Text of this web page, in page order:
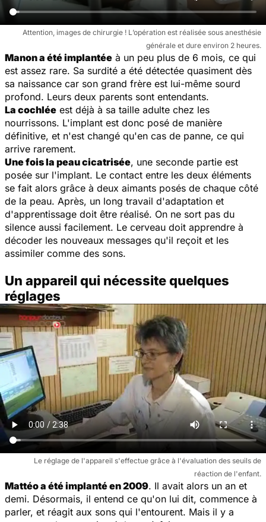
Attention, images de chirurgie ! L’opération est réalisée sous anesthésie
générale et dure environ 2 heures.
Manon a été implantée à un peu plus de 6 mois, ce qui
est assez rare. Sa surdité a été détectée quasiment dès
sa naissance car son grand frère est lui-même sourd
profond. Leurs deux parents sont entendants.
La cochlée est déjà à sa taille adulte chez les
nourrissons. L'implant est donc posé de manière
définitive, et n'est changé qu'en cas de panne, ce qui
arrive rarement.
Une fois la peau cicatrisée, une seconde partie est
posée sur l'implant. Le contact entre les deux éléments
se fait alors grâce à deux aimants posés de chaque côté
de la peau. Après, un long travail d'adaptation et
d'apprentissage doit être réalisé. On ne sort pas du
silence aussi facilement. Le cerveau doit apprendre à
décoder les nouveaux messages qu'il reçoit et les
assimiler comme des sons.
Un appareil qui nécessite quelques
réglages
Le réglage de l'appareil s'effectue grâce à l'évaluation des seuils de
réaction de l'enfant.
Mattéo a été implanté en 2009. Il avait alors un an et
demi. Désormais, il entend ce qu'on lui dit, commence à
parler, et réagit aux sons qui l'entourent. Mais il y a